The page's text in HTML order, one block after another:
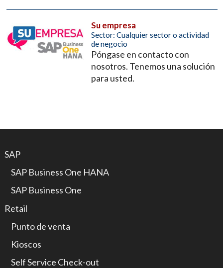
Su empresa
Sector: Cualquier sector o actividad
de negocio
Póngase en contacto con
nosotros. Tenemos una solución
para usted.
SAP
SAP Business One HANA
SAP Business One
Retail
Punto de venta
Kioscos
Self Service Check-out